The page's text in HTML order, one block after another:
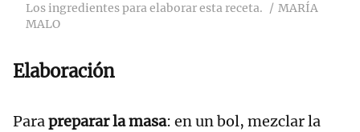
Los ingredientes para elaborar esta receta.
MARÍA
MALO
Elaboración
Parapreparar la masa: en un bol, mezclar la